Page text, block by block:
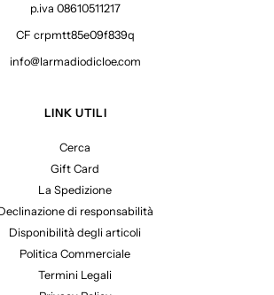
p.iva 08610511217
CF crpmtt85e09f839q
info@larmadiodicloe.com
LINK UTILI
Cerca
Gift Card
La Spedizione
di responsabilità
Disponibilità degli articoli
Politica Commerciale
Termini Legali